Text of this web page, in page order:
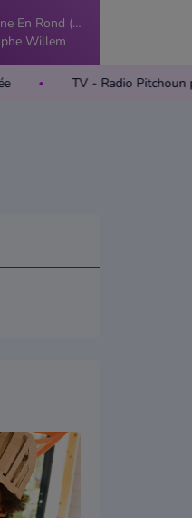
Je Tourne En Rond (2023)
Willem
TV - Radio